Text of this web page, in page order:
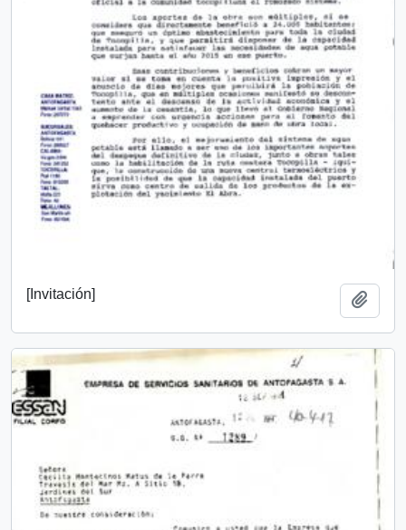
[Invitación]